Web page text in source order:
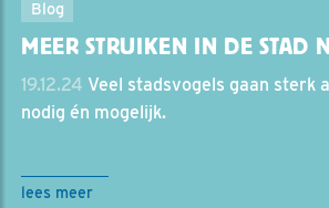
Blog
MEER STRUIKEN IN DE STAD
19.12.24 Veel stadsvogels gaan sterk
nodig én mogelijk.
lees meer